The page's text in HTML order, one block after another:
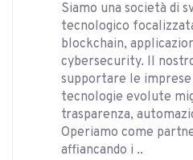
Siamo una società di
tecnologico
blockchain,
cybersecurity. Il
supportare le imprese
tecnologie evolute
trasparenza,
Operiamo come
affiancando i ..